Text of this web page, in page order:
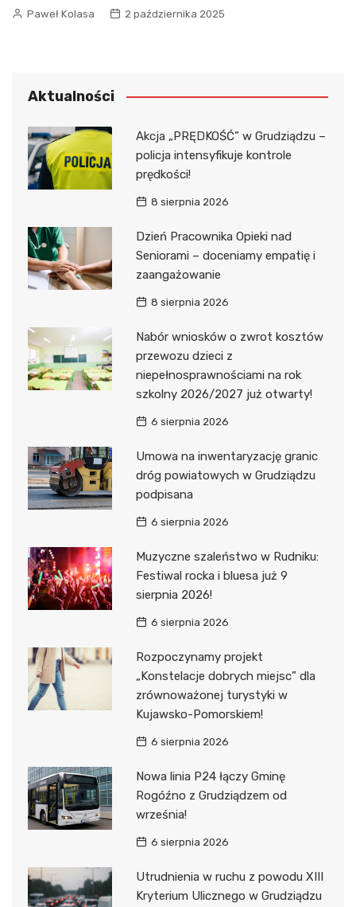
Paweł Kolasa 2 października 2025
Aktualności
Akcja „PRĘDKOŚĆ” w Grudziądzu –
policja intensyfikuje kontrole
prędkości!
8 sierpnia 2026
Dzień Pracownika Opieki nad
Seniorami – doceniamy empatię i
zaangażowanie
8 sierpnia 2026
Nabór wniosków o zwrot kosztów
przewozu dzieci z
niepełnosprawnościami na rok
szkolny 2026/2027 już otwarty!
6 sierpnia 2026
Umowa na inwentaryzację granic
dróg powiatowych w Grudziądzu
podpisana
6 sierpnia 2026
Muzyczne szaleństwo w Rudniku:
Festiwal rocka i bluesa już 9
sierpnia 2026!
6 sierpnia 2026
Rozpoczynamy projekt
„Konstelacje dobrych miejsc” dla
zrównoważonej turystyki w
Kujawsko-Pomorskiem!
6 sierpnia 2026
Nowa linia P24 łączy Gminę
Rogóźno z Grudziądzem od
września!
6 sierpnia 2026
Utrudnienia w ruchu z powodu XIII
Kryterium Ulicznego w Grudziądzu